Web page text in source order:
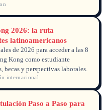
2026: la ruta
latinoamericanos
de 2026 para acceder a las 8
Kong como estudiante
y perspectivas laborales.
internacional
Paso a Paso para